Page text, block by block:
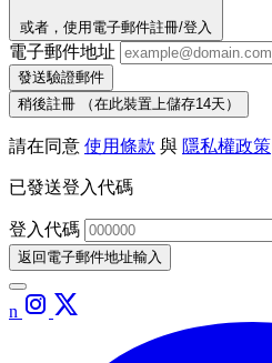
或者，使用電子郵件註冊/登入
電子郵件地址
發送驗證郵件
稍後註冊
（在此裝置上儲存14天）
請在同意 使用條款 與 隱私權政策
已發送登入代碼
登入代碼
返回電子郵件地址輸入
n